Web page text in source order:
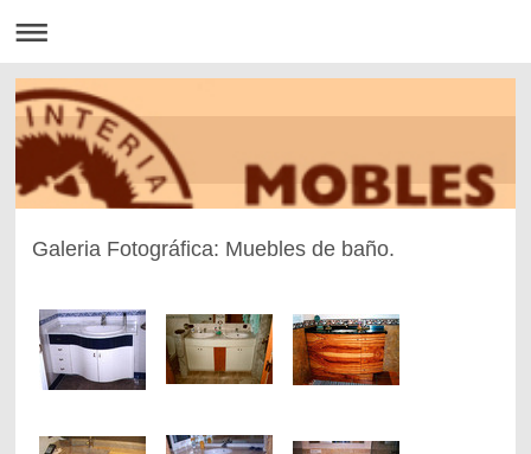
Galeria Fotográfica: Muebles de baño.